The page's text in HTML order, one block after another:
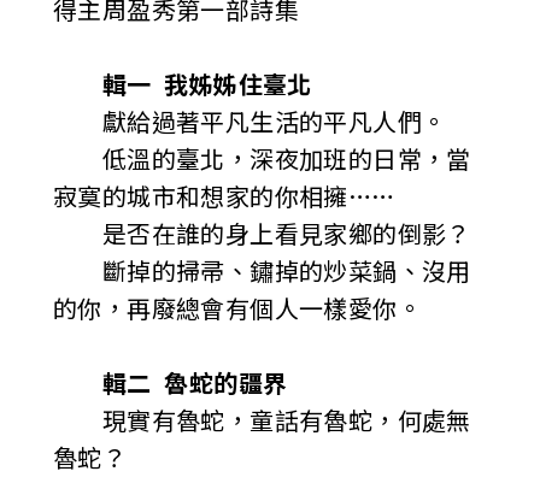
得主周盈秀第一部詩集
輯一 我姊姊住臺北
獻給過著平凡生活的平凡人們。
低溫的臺北，深夜加班的日常，當
寂寞的城市和想家的你相擁……
是否在誰的身上看見家鄉的倒影？
斷掉的掃帚、鏽掉的炒菜鍋、沒用
的你，再廢總會有個人一樣愛你。
輯二 魯蛇的疆界
現實有魯蛇，童話有魯蛇，何處無
魯蛇？